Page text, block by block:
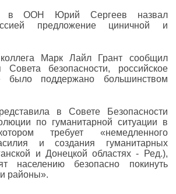
в ООН Юрий Сергеев назвал
предложение циничной и
Марк Лайл Грант сообщил
Совета безопасности, российское
было поддержано большинством
в Совете Безопасности
по гуманитарной ситуации в
требует «немедленного
и создания гуманитарных
и Донецкой областях - Ред.),
населению безопасно покинуть
районы».